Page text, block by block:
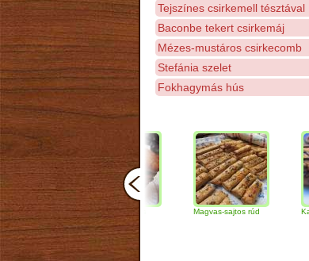
Tejszínes csirkemell tésztával
Baconbe tekert csirkemáj
Mézes-mustáros csirkecomb
Stefánia szelet
Fokhagymás hús
Csokoládés-diós
szendvics
Magvas-sajtos rúd Kakaós néró